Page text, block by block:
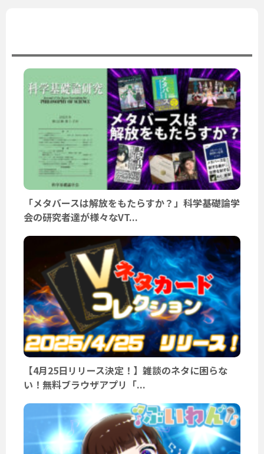
「メタバースは解放をもたらすか？」科学基礎論学
会の研究者達が様々なVT...
【4月25日リリース決定！】雑談のネタに困らな
い！無料ブラウザアプリ「...